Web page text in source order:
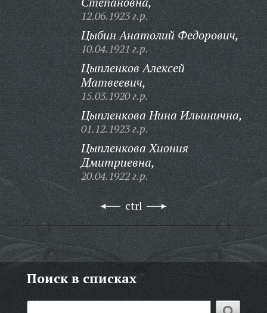
12.06.1923 г.р.
Цыбин Анатолий Федорович,
10.04.1921 г.р.
Цыпленков Алексей
Матвеевич,
15.03.1920 г.р.
Цыпленкова Нина Ильинична,
01.12.1923 г.р.
Цыпленкова Хиония
Дмитриевна,
20.04.1922 г.р.
ctrl
Поиск в списках